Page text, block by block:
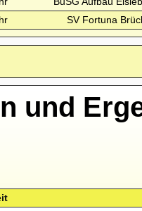
SV Fortuna
und